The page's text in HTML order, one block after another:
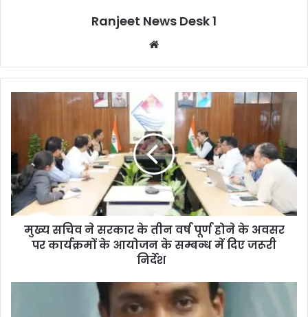
Ranjeet News Desk 1
te
मुख्य सचिव ने सरकार के तीन वर्ष पूर्ण होने के अवसर
पर कार्यक्रमों के आयोजन के सम्बन्ध में दिए जरूरी
निर्देश